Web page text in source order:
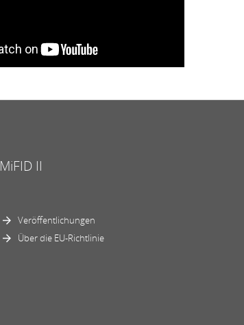
MiFID II
Veröffentlichungen
Über die EU-Richtlinie